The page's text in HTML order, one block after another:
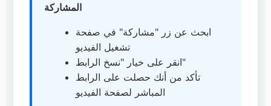
المشاركة
ابحث عن زر "مشاركة" في صفحة
تشغيل الفيديو
انقر على خيار "نسخ الرابط"
تأكد من أنك حصلت على الرابط
المباشر لصفحة الفيديو